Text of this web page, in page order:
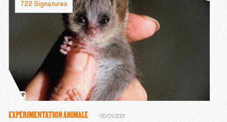
722 Signatures
EXPÉRIMENTATION ANIMALE 05/01/2021